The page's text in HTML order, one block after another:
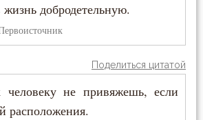
добродетельную.
Поделиться цитатой
человеку не привяжешь, если
расположения.